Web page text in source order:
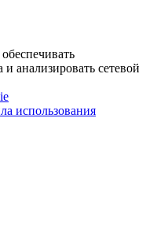
анализировать сетевой
использования